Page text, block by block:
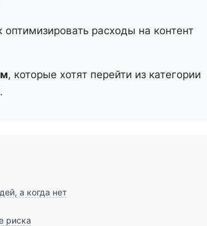
расходы на контент
, которые хотят перейти из категории
а когда нет
риска